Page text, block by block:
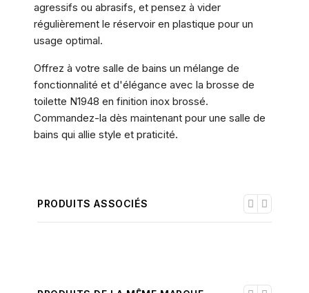
agressifs ou abrasifs, et pensez à vider
régulièrement le réservoir en plastique pour un
usage optimal.
Offrez à votre salle de bains un mélange de
fonctionnalité et d'élégance avec la brosse de
toilette N1948 en finition inox brossé.
Commandez-la dès maintenant pour une salle de
bains qui allie style et praticité.
PRODUITS ASSOCIÉS